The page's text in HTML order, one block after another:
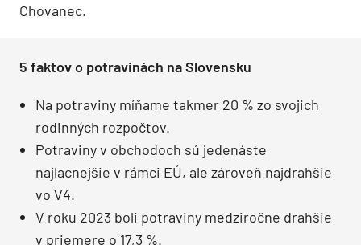
Chovanec.
5 faktov o potravinách na Slovensku
Na potraviny míňame takmer 20 % zo svojich
rodinných rozpočtov.
Potraviny v obchodoch sú jedenáste
najlacnejšie v rámci EÚ, ale zároveň najdrahšie
vo V4.
V roku 2023 boli potraviny medziročne drahšie
v priemere o 17,3 %.